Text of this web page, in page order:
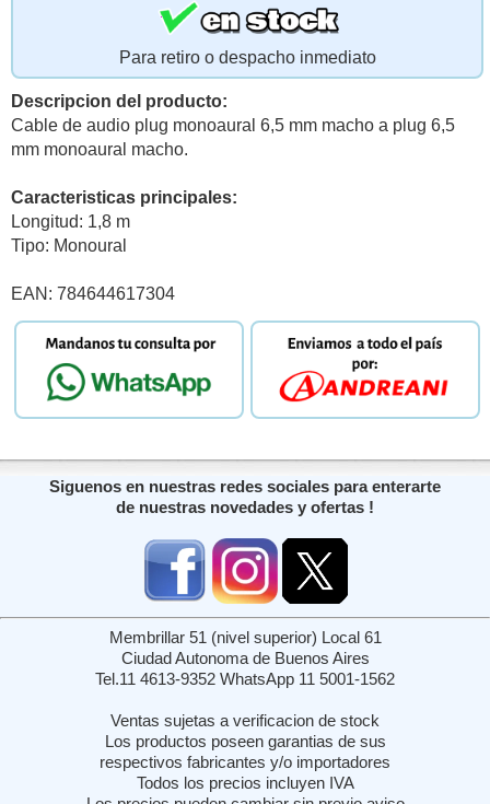
Para retiro o despacho inmediato
Descripcion del producto:
Cable de audio plug monoaural 6,5 mm macho a plug 6,5
mm monoaural macho.
Caracteristicas principales:
Longitud: 1,8 m
Tipo: Monoural
EAN: 784644617304
Siguenos en nuestras redes sociales para enterarte
de nuestras novedades y ofertas !
Membrillar 51 (nivel superior) Local 61
Ciudad Autonoma de Buenos Aires
Tel.11 4613-9352 WhatsApp 11 5001-1562
Ventas sujetas a verificacion de stock
Los productos poseen garantias de sus
respectivos fabricantes y/o importadores
Todos los precios incluyen IVA